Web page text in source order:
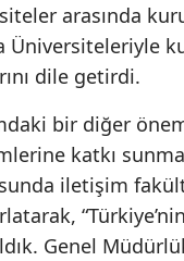
arasında
Üniversiteleriyle
dile getirdi.
bir diğer
katkı
iletişim
Genel